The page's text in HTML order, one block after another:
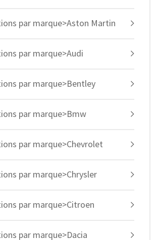
par marque>Aston Martin
par marque>Audi
par marque>Bentley
par marque>Bmw
par marque>Chevrolet
par marque>Chrysler
par marque>Citroen
par marque>Dacia